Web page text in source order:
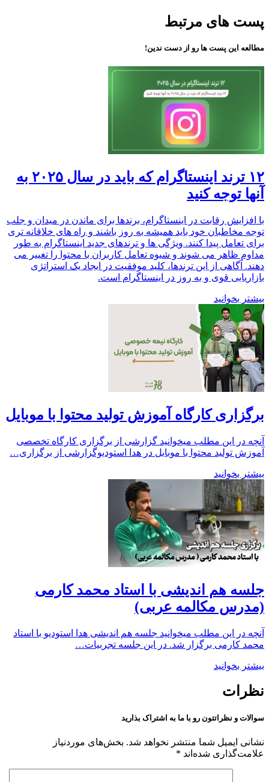
پست های مرتبط
مطالعه این پست ها رو از دست ندین!
۱۲ ترند اینستاگرام که باید در سال ۲۰۲۵ به
آنها توجه کنید
با افزایش رقابت در اینستاگرام، برندها برای ماندن در میدان و جلب
توجه مخاطبان خود باید همیشه به روز باشند و راه های خلاقانه تری
برای تعامل پیدا کنند. ویژگی ها و ترندهای جدید اینستاگرام به طور
مداوم ظاهر می شوند و شیوه تعامل کاربران با محتوا را تغییر می
دهند. آگاهی از این ترندها، کلید موفقیت در ایجاد یک استراتژی
بازاریابی قوی و به روز در اینستاگرام است.
بیشتر بخوانید
برگزاری کارگاه آموزش تولید محتوا با موبایل
آنچه در این مطلب میخوانید گزارشی از برگزاری کارگاه تخصصی
آموزش تولید محتوا با موبایل در هدا استودیوگزارشی از برگزاری…
بیشتر بخوانید
جلسه هم اندیشی با استاد محمد کارمی
(مدرس مکالمه عربی)
آنچه در این مطلب میخوانید جلسه هم اندیشی هدا استودیو با استاد
محمد کارمی برگزار شد. در این جلسه تجربیات…
بیشتر بخوانید
نظرات
سوالات و نظراتتون رو با ما به اشتراک بذارید
نشانی ایمیل شما منتشر نخواهد شد. بخش‌های موردنیاز
علامت‌گذاری شده‌اند *